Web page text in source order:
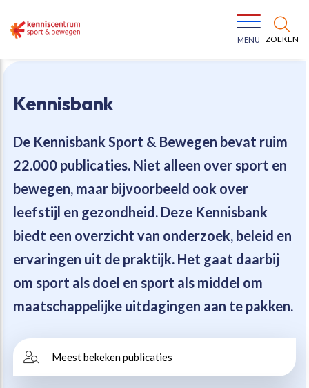
ZOEKEN
MENU
Kennisbank
De Kennisbank Sport & Bewegen bevat ruim
22.000 publicaties. Niet alleen over sport en
bewegen, maar bijvoorbeeld ook over
leefstijl en gezondheid. Deze Kennisbank
biedt een overzicht van onderzoek, beleid en
ervaringen uit de praktijk. Het gaat daarbij
om sport als doel en sport als middel om
maatschappelijke uitdagingen aan te pakken.
Meest bekeken publicaties
Bewegen voor een gezonde leefstijl
Jeugd in beweging
Vitaal ouder worden
Maatschappelijke waarde
Beweegvriendelijke omgeving
Ons team
Onze missie
Onze werkwijze
Organisatie
Werken bij